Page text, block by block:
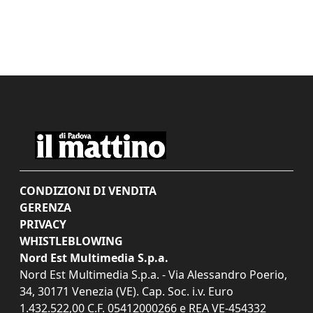
CONDIZIONI DI VENDITA
GERENZA
PRIVACY
WHISTLEBLOWING
Nord Est Multimedia S.p.a.
Nord Est Multimedia S.p.a. - Via Alessandro Poerio,
34, 30171 Venezia (VE). Cap. Soc. i.v. Euro
1.432.522,00 C.F. 05412000266 e REA VE-454332